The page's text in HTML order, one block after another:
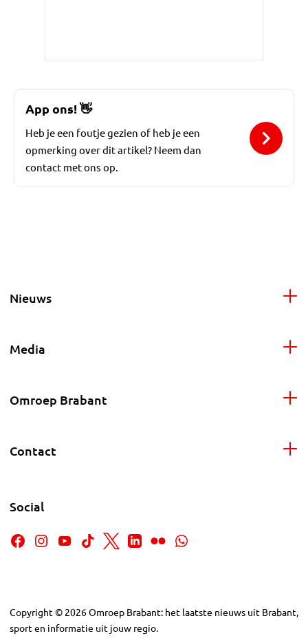
App ons!👋
Heb je een foutje gezien of heb je een
opmerking over dit artikel? Neem dan
contact met ons op.
Nieuws
Media
Omroep Brabant
Contact
Social
Copyright © 2026Omroep Brabant: het laatste nieuws uit Brabant,
sport en informatie uit jouw regio.